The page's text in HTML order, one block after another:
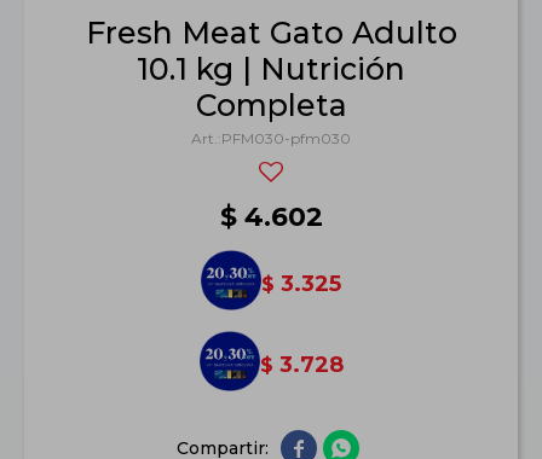
Fresh Meat Gato Adulto
10.1 kg | Nutrición
Completa
PFM030-pfm030
$ 4.602
$ 3.325
$ 3.728
 